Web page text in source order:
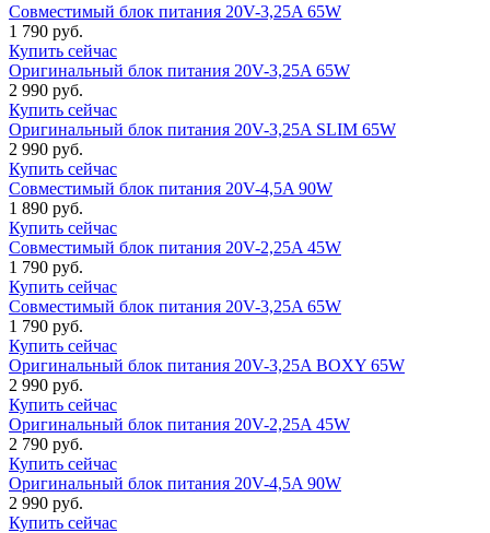
Совместимый блок питания 20V-3,25A 65W
1 790 руб.
Купить сейчас
Оригинальный блок питания 20V-3,25A 65W
2 990 руб.
Купить сейчас
Оригинальный блок питания 20V-3,25A SLIM 65W
2 990 руб.
Купить сейчас
Совместимый блок питания 20V-4,5A 90W
1 890 руб.
Купить сейчас
Совместимый блок питания 20V-2,25A 45W
1 790 руб.
Купить сейчас
Совместимый блок питания 20V-3,25A 65W
1 790 руб.
Купить сейчас
Оригинальный блок питания 20V-3,25A BOXY 65W
2 990 руб.
Купить сейчас
Оригинальный блок питания 20V-2,25A 45W
2 790 руб.
Купить сейчас
Оригинальный блок питания 20V-4,5A 90W
2 990 руб.
Купить сейчас